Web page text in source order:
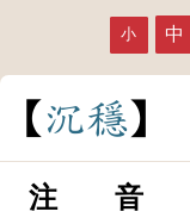
小 中
沉穩
注 音